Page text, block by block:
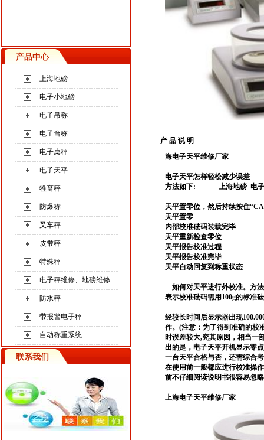
产品中心
上海地磅
电子小地磅
电子吊称
电子台称
电子桌秤
电子天平
牲畜秤
防爆称
叉车秤
皮带秤
特殊秤
电子秤维修、地磅维修
防水秤
带报警电子秤
自动称重系统
联系我们
产 品 说 明
海电子天平维修厂家
电子天平怎样轻松减少误差
方法如下: 上海地磅 电
天平置零位，然后持续按住
天平置零
内部校准砝码装载完毕
天平重新检查零位
天平报告校准过程
天平报告校准完毕
天平自动回复到称重状态
如何对天平进行外校准。方
表示校准砝码需用100g的标准
经较长时间后显示器出现
作。(注意：为了得到准确的校
时误差较大,究其原因，相当一
出的是，电子天平开机显示零
一台天平合格与否，还需综合
在使用前一般都应进行校准操
前不仔细阅读说明书很容易忽
上海电子天平维修厂家